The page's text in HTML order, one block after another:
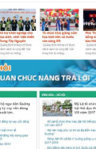
CHI TIẾT